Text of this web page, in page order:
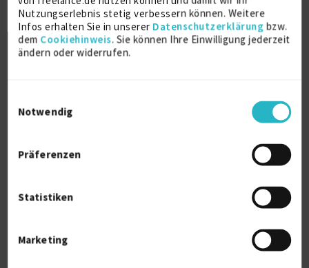
Nutzungserlebnis stetig verbessern können. Weitere
Infos erhalten Sie in unserer Datenschutzerklärung bzw.
dem Cookiehinweis. Sie können Ihre Einwilligung jederzeit
ändern oder widerrufen.
Notwendig
Präferenzen
Statistiken
Marketing
Computeranimation. Rotoskopie, Retusche und VFX
auf Stop-Motion-Filmmaterial.
Motion Design und grafische Animation (After
Effects).
Produktion von Werbe- / Image- / Erklärfilmen vom
ersten Konzept, Text, Design, Illustration bis hin zur
Deutsch (Muttersprache)
Englisch (Gut)